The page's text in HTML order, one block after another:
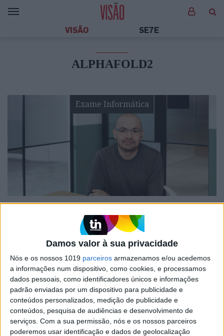
Damos valor à sua privacidade
Nós e os nossos 1019 parceiros armazenamos e/ou acedemos
a informações num dispositivo, como cookies, e processamos
dados pessoais, como identificadores únicos e informações
padrão enviadas por um dispositivo para publicidade e
conteúdos personalizados, medição de publicidade e
conteúdos, pesquisa de audiências e desenvolvimento de
serviços. Com a sua permissão, nós e os nossos parceiros
poderemos usar identificação e dados de geolocalização
VISÃO SE7E
ALPHAFOLD2
Exame Informática
AlphaFold2 vale Nobel da Química a
cientistas da Google
Demis Hassabis (na imagem) e John Jumper,
ambos da DeepMind, e David Baker, da
Universidade de Washington, foram distinguidos
pela Academia Real de Ciências da Suécia pelas
respetivas contribuições na área da estruturação
de proteínas